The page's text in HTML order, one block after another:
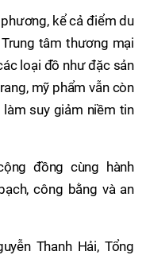
kể cả điểm du
tâm thương mại
loại đồ như đặc sản
mỹ phẩm vẫn còn
làm suy giảm niềm tin
đồng cùng hành
công bằng và an
Thanh Hải, Tổng